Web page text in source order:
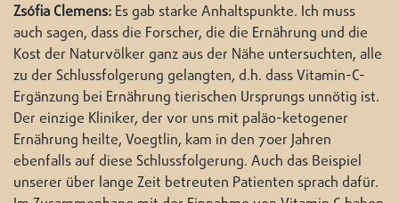
Zsófia Clemens: Es gab starke Anhaltspunkte. Ich muss
auch sagen, dass die Forscher, die die Ernährung und die
Kost der Naturvölker ganz aus der Nähe untersuchten, alle
zu der Schlussfolgerung gelangten, d.h. dass Vitamin-C-
Ergänzung bei Ernährung tierischen Ursprungs unnötig ist.
Der einzige Kliniker, der vor uns mit paläo-ketogener
Ernährung heilte, Voegtlin, kam in den 70er Jahren
ebenfalls auf diese Schlussfolgerung. Auch das Beispiel
unserer über lange Zeit betreuten Patienten sprach dafür.